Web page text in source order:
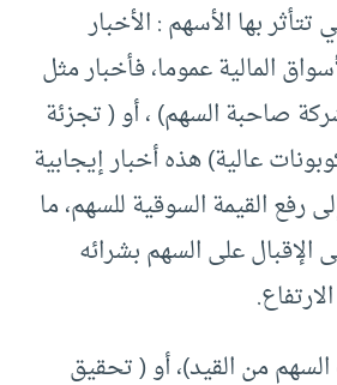
تتأثر بها الأسهم : الأخبار
المالية عموما، فأخبار مثل
صاحبة السهم) ، أو ( تجزئة
عالية) هذه أخبار إيجابية
رفع القيمة السوقية للسهم، ما
الإقبال على السهم بشرائه
من القيد)، أو ( تحقيق